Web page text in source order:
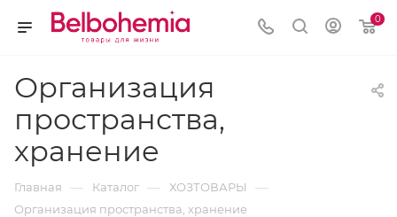
0
Организация
пространства,
хранение
Главная — Каталог — ХОЗТОВАРЫ —
Организация пространства, хранение